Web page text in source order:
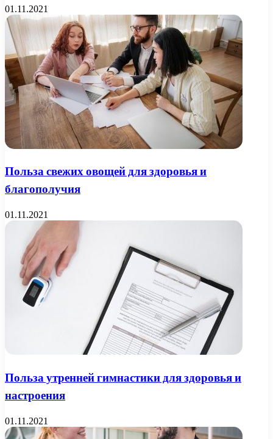
01.11.2021
Польза свежих овощей для здоровья и
благополучия
01.11.2021
Польза утренней гимнастики для здоровья и
настроения
01.11.2021